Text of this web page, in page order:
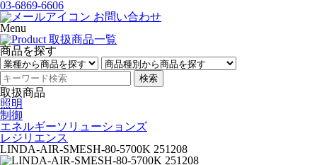
03-6869-6606
お問い合わせ
Menu
商品を探す
検索
取扱商品
照明
制御
エネルギーソリューションズ
レジリエンス
LINDA-AIR-SMESH-80-5700K 251208